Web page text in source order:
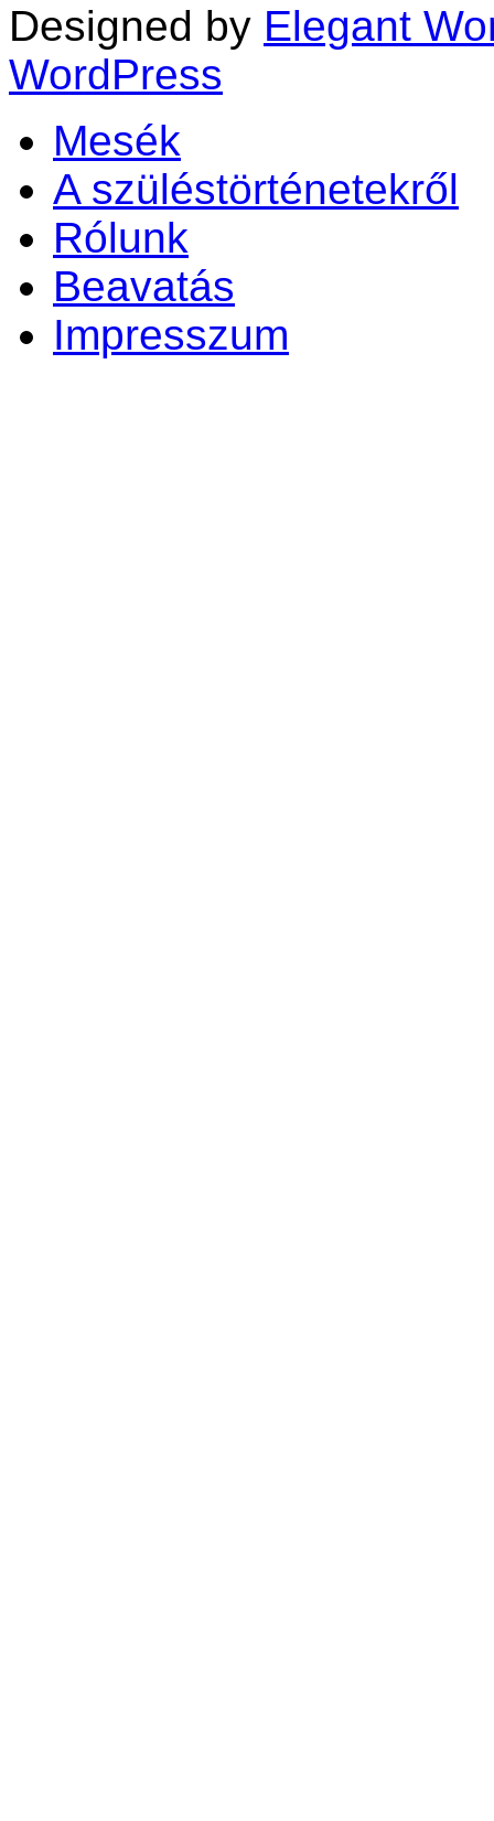
Designed by Elegant
WordPress
Mesék
A szüléstörténetekről
Rólunk
Beavatás
Impresszum